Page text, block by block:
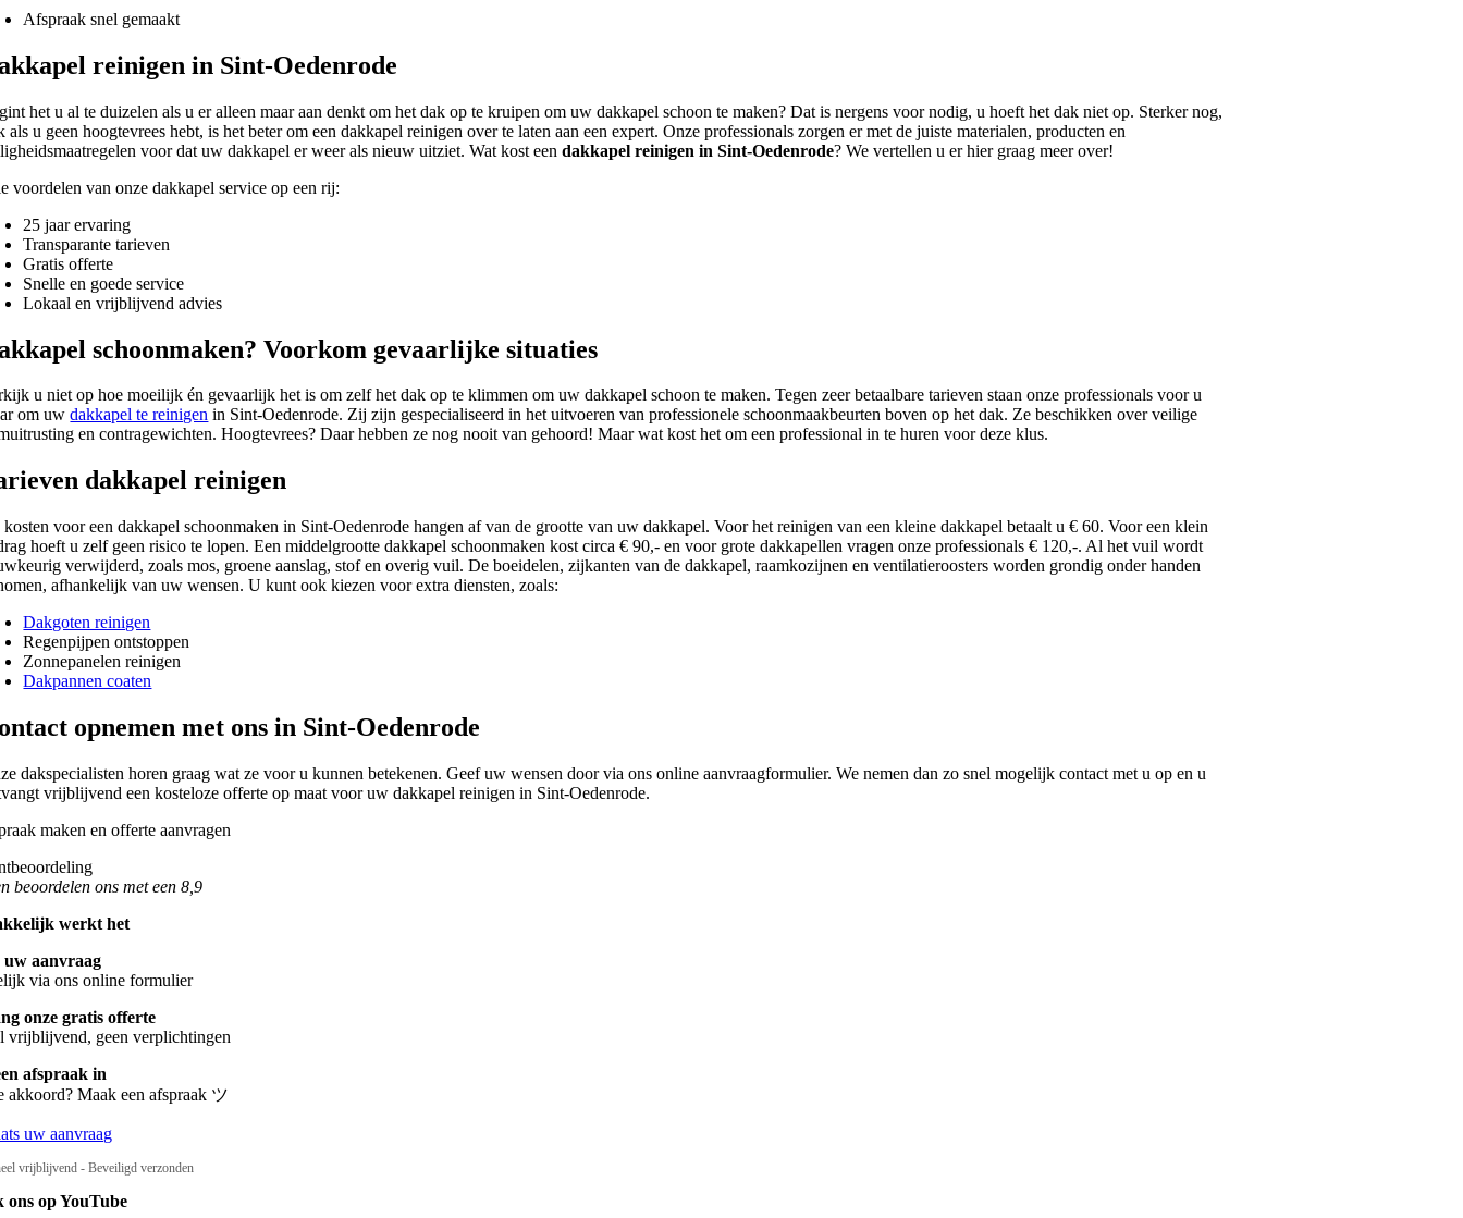
Afspraak snel gemaakt
reinigen in Sint-Oedenrode
het u al te duizelen als u er alleen maar aan denkt om het dak op te kruipen om uw dakkapel schoon te maken? Dat is nergens voor nodig, u hoeft het dak niet op. Sterker nog,
als u geen hoogtevrees hebt, is het beter om een dakkapel reinigen over te laten aan een expert. Onze professionals zorgen er met de juiste materialen, producten en
voor dat uw dakkapel er weer als nieuw uitziet. Wat kost eendakkapel reinigen in Sint-Oedenrode? We vertellen u er hier graag meer over!
voordelen van onze dakkapel service op een rij:
25 jaar ervaring
Transparante tarieven
Gratis offerte
Snelle en goede service
Lokaal en vrijblijvend advies
schoonmaken? Voorkom gevaarlijke situaties
u niet op hoe moeilijk én gevaarlijk het is om zelf het dak op te klimmen om uw dakkapel schoon te maken. Tegen zeer betaalbare tarieven staan onze professionals voor u
om uwdakkapel te reinigen in Sint-Oedenrode. Zij zijn gespecialiseerd in het uitvoeren van professionele schoonmaakbeurten boven op het dak. Ze beschikken over veilige
en contragewichten. Hoogtevrees? Daar hebben ze nog nooit van gehoord! Maar wat kost het om een professional in te huren voor deze klus.
dakkapel reinigen
kosten voor een dakkapel schoonmaken in Sint-Oedenrode hangen af van de grootte van uw dakkapel. Voor het reinigen van een kleine dakkapel betaalt u € 60. Voor een klein
hoeft u zelf geen risico te lopen. Een middelgrootte dakkapel schoonmaken kost circa € 90,- en voor grote dakkapellen vragen onze professionals € 120,-. Al het vuil wordt
verwijderd, zoals mos, groene aanslag, stof en overig vuil. De boeidelen, zijkanten van de dakkapel, raamkozijnen en ventilatieroosters worden grondig onder handen
afhankelijk van uw wensen. U kunt ook kiezen voor extra diensten, zoals:
Dakgoten reinigen
Regenpijpen ontstoppen
Zonnepanelen reinigen
Dakpannen coaten
opnemen met ons in Sint-Oedenrode
dakspecialisten horen graag wat ze voor u kunnen betekenen. Geef uw wensen door via ons online aanvraagformulier. We nemen dan zo snel mogelijk contact met u op en u
vrijblijvend een kosteloze offerte op maat voor uw dakkapel reinigen in Sint-Oedenrode.
beoordelen ons met een 8,9
werkt het
uw aanvraag
via ons online formulier
onze gratis offerte
vrijblijvend, geen verplichtingen
afspraak in
akkoord? Maak een afspraak ツ
uw aanvraag
vrijblijvend - Beveiligd verzonden
ons op YouTube